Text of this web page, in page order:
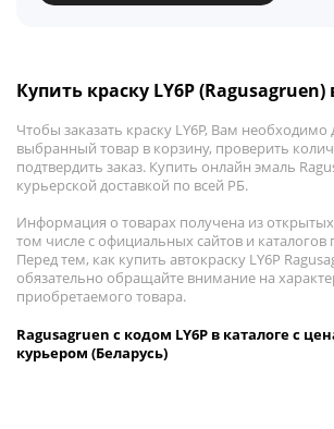
Купить краску LY6P (Ragusagruen)
Чтобы заказать краску LY6P, Вам необходимо
выбранный товар в корзину, проверить
подтвердить заказ. Купить онлайн эмаль
курьерской доставкой по всей РБ.
Информация о товарах получена из
том числе с официальных сайтов и каталогов
Перед тем, как купить автокраску LY6P
обязательно обращайте внимание на
приобретаемого товара.
Ragusagruen с кодом LY6P в каталоге с
курьером (Беларусь)